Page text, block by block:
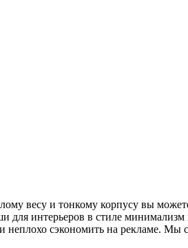
весу и тонкому корпусу вы
интерьеров в стиле
сэкономить на рекламе. Мы